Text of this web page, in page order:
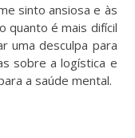
sinto ansiosa e às
quanto é mais difícil
uma desculpa para
sobre a logística e
a saúde mental.